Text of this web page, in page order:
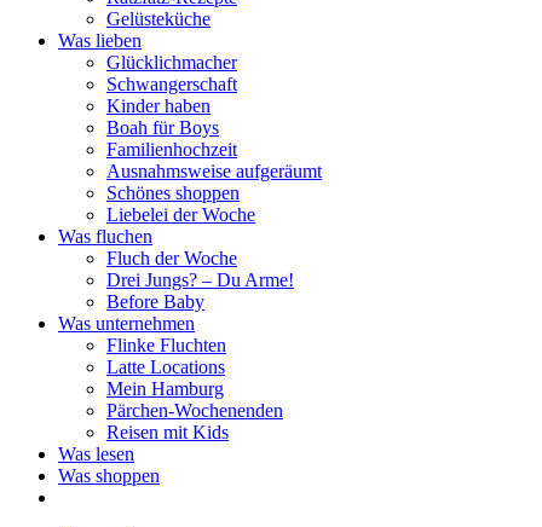
Gelüsteküche
Was lieben
Glücklichmacher
Schwangerschaft
Kinder haben
Boah für Boys
Familienhochzeit
Ausnahmsweise aufgeräumt
Schönes shoppen
Liebelei der Woche
Was fluchen
Fluch der Woche
Drei Jungs? – Du Arme!
Before Baby
Was unternehmen
Flinke Fluchten
Latte Locations
Mein Hamburg
Pärchen-Wochenenden
Reisen mit Kids
Was lesen
Was shoppen